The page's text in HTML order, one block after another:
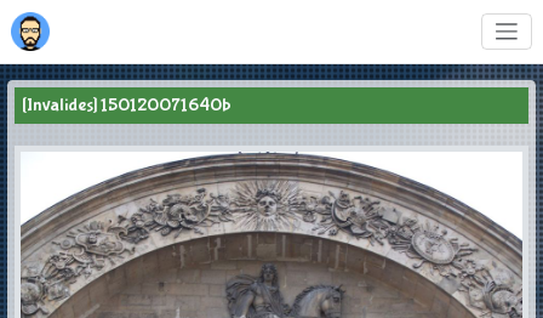
[Invalides] 150120071640b